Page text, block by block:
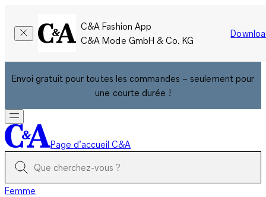
C&A Fashion App
C&A Mode GmbH & Co. KG
Envoi gratuit pour toutes les commandes – seulement pour
une courte durée !
Page d’accueil C&A
Femme